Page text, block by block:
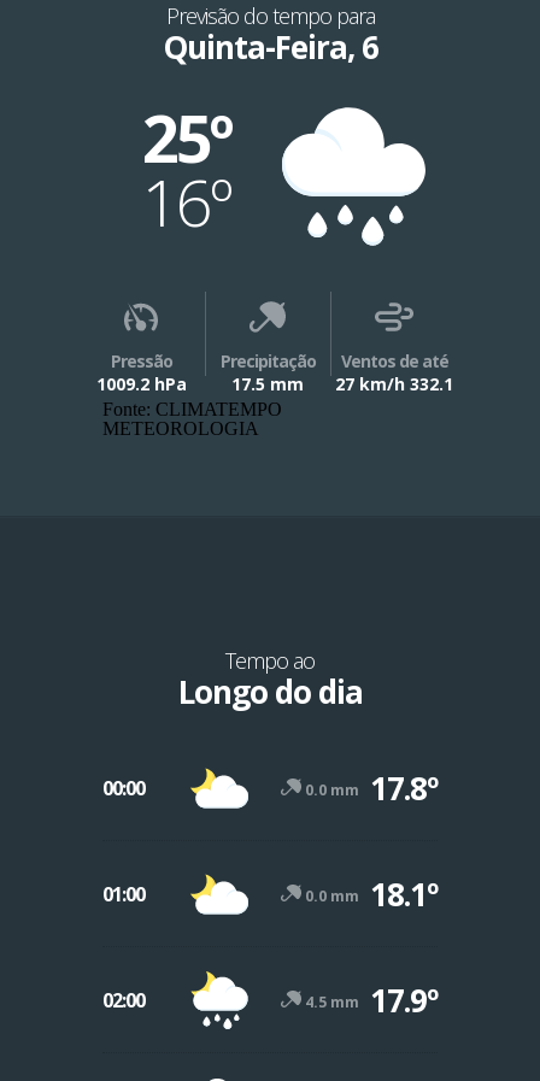
Previsão do tempo para
Quinta-Feira, 6
25º
16º
Pressão
1009.2 hPa
Precipitação
17.5 mm
Ventos de até
27 km/h 332.1
Fonte: CLIMATEMPO
METEOROLOGIA
Tempo ao
Longo do dia
00:00 0.0 mm 17.8º
01:00 0.0 mm 18.1º
02:00 4.5 mm 17.9º